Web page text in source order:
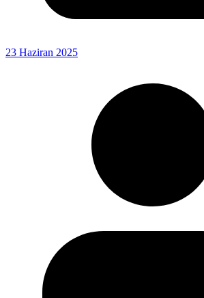
23 Haziran 2025